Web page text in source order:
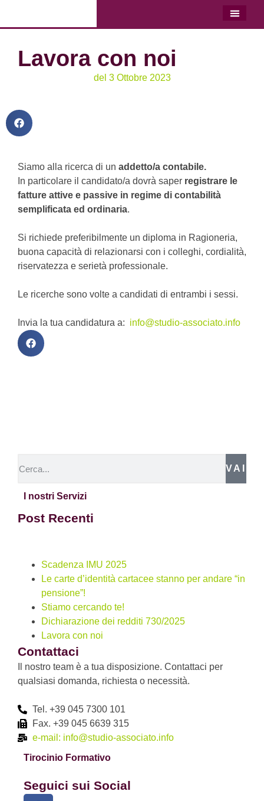
Lavora con noi
del 3 Ottobre 2023
VAI
I nostri Servizi
Post Recenti
Scadenza IMU 2025
Le carte d’identità cartacee stanno per andare “in
pensione”!
Stiamo cercando te!
Dichiarazione dei redditi 730/2025
Lavora con noi
Contattaci
Il nostro team è a tua disposizione. Contattaci per
qualsiasi domanda, richiesta o necessità.
Tel. +39 045 7300 101
Fax. +39 045 6639 315
e-mail: info@studio-associato.info
Tirocinio Formativo
Seguici sui Social
Siamo alla ricerca di un addetto/a contabile.
In particolare il candidato/a dovrà saper registrare le
fatture attive e passive in regime di contabilità
semplificata ed ordinaria.
Si richiede preferibilmente un diploma in Ragioneria,
buona capacità di relazionarsi con i colleghi, cordialità,
riservatezza e serietà professionale.
Le ricerche sono volte a candidati di entrambi i sessi.
Invia la tua candidatura a: info@studio-associato.info